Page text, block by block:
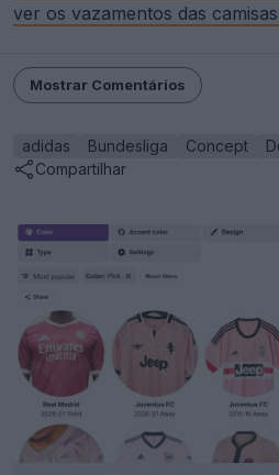
ver os vazamentos das
Mostrar Comentários
adidas Bundesliga Concept
Compartilhar